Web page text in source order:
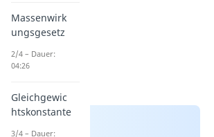
Massenwirk
ungsgesetz
2/4 – Dauer:
04:26
Gleichgewic
htskonstante
3/4 – Dauer: